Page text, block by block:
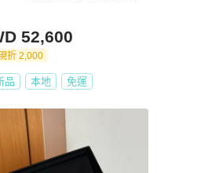
52,600
折 2,000
品 本地 免運